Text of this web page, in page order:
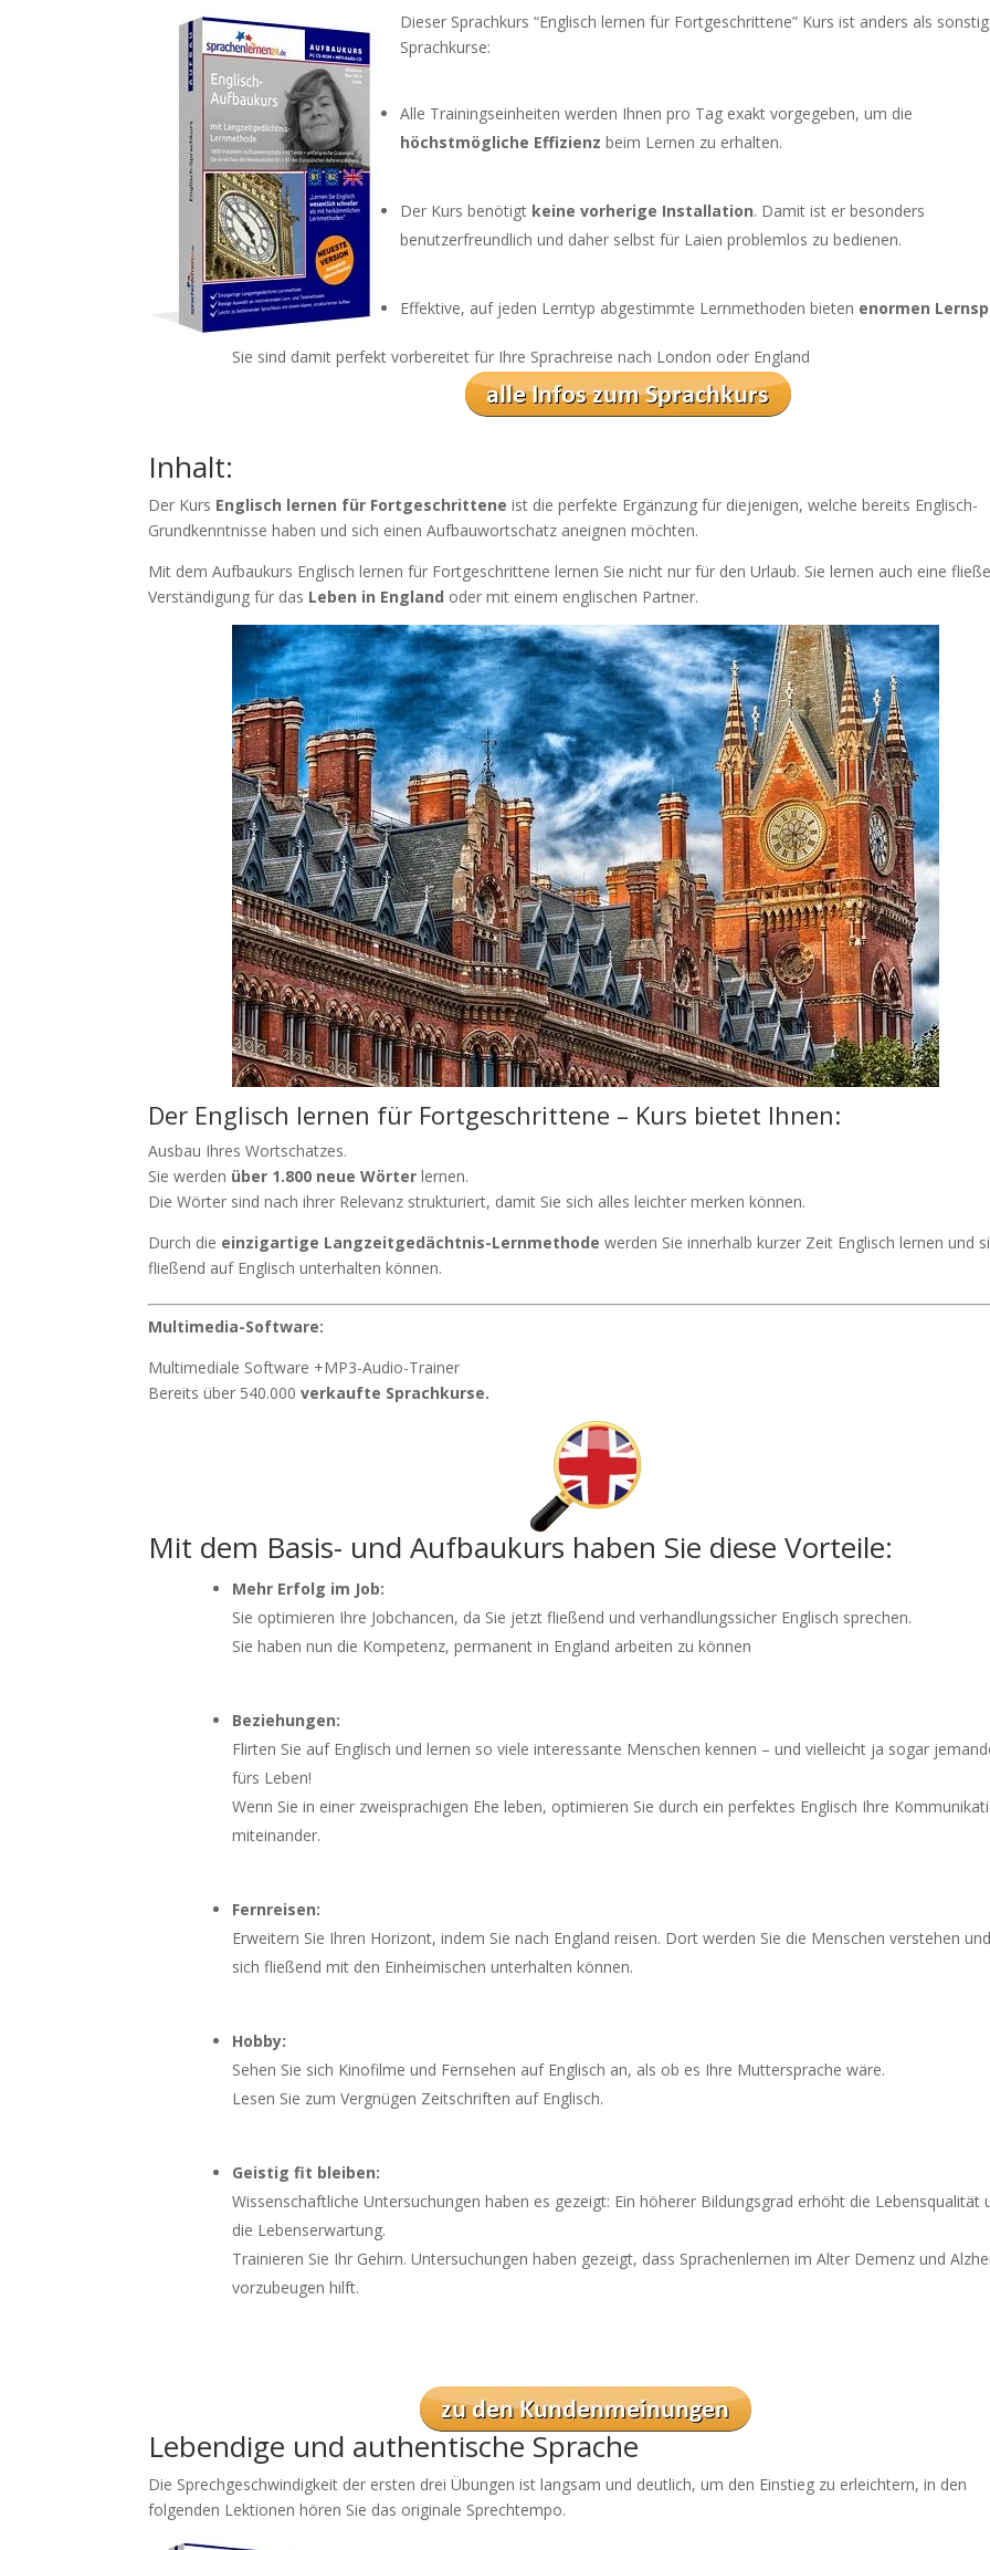
Dieser Sprachkurs “Englisch lernen für Fortgeschrittene” Kurs ist anders als
Sprachkurse:
Alle Trainingseinheiten werden Ihnen pro Tag exakt vorgegeben, um die
höchstmögliche Effizienz beim Lernen zu erhalten.
Der Kurs benötigt keine vorherige Installation. Damit ist er besonders
benutzerfreundlich und daher selbst für Laien problemlos zu bedienen.
Effektive, auf jeden Lerntyp abgestimmte Lernmethoden bieten enormen
Sie sind damit perfekt vorbereitet für Ihre Sprachreise nach London oder England
Inhalt:
Der Kurs Englisch lernen für Fortgeschrittene ist die perfekte Ergänzung für diejenigen, welche bereits Englisch-
Grundkenntnisse haben und sich einen Aufbauwortschatz aneignen möchten.
Mit dem Aufbaukurs Englisch lernen für Fortgeschrittene lernen Sie nicht nur für den Urlaub. Sie lernen auch eine
Verständigung für das Leben in England oder mit einem englischen Partner.
Der Englisch lernen für Fortgeschrittene – Kurs bietet Ihnen:
Ausbau Ihres Wortschatzes.
Sie werden über 1.800 neue Wörter lernen.
Die Wörter sind nach ihrer Relevanz strukturiert, damit Sie sich alles leichter merken können.
Durch die einzigartige Langzeitgedächtnis-Lernmethode werden Sie innerhalb kurzer Zeit Englisch lernen und
fließend auf Englisch unterhalten können.
Multimedia-Software:
Multimediale Software +MP3-Audio-Trainer
Bereits über 540.000verkaufte Sprachkurse.
Mit dem Basis- und Aufbaukurs haben Sie diese Vorteile:
Mehr Erfolg im Job:
Sie optimieren Ihre Jobchancen, da Sie jetzt fließend und verhandlungssicher Englisch sprechen.
Sie haben nun die Kompetenz, permanent in England arbeiten zu können
Beziehungen:
Flirten Sie auf Englisch und lernen so viele interessante Menschen kennen – und vielleicht ja sogar
fürs Leben!
Wenn Sie in einer zweisprachigen Ehe leben, optimieren Sie durch ein perfektes Englisch Ihre
miteinander.
Fernreisen:
Erweitern Sie Ihren Horizont, indem Sie nach England reisen. Dort werden Sie die Menschen verstehen
sich fließend mit den Einheimischen unterhalten können.
Hobby:
Sehen Sie sich Kinofilme und Fernsehen auf Englisch an, als ob es Ihre Muttersprache wäre.
Lesen Sie zum Vergnügen Zeitschriften auf Englisch.
Geistig fit bleiben:
Wissenschaftliche Untersuchungen haben es gezeigt: Ein höherer Bildungsgrad erhöht die Lebensqualität
die Lebenserwartung.
Trainieren Sie Ihr Gehirn. Untersuchungen haben gezeigt, dass Sprachenlernen im Alter Demenz und
vorzubeugen hilft.
Lebendige und authentische Sprache
Die Sprechgeschwindigkeit der ersten drei Übungen ist langsam und deutlich, um den Einstieg zu erleichtern, in den
folgenden Lektionen hören Sie das originale Sprechtempo.